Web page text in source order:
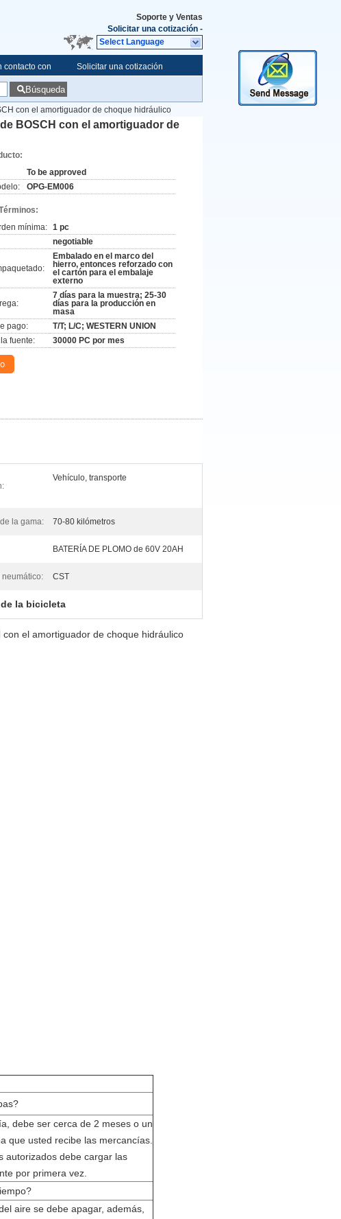
Soporte y Ventas
Solicitar una cotización -
Select Language
contacto con Solicitar una cotización
Búsqueda
con el amortiguador de choque hidráulico
BOSCH con el amortiguador de
To be approved
OPG-EM006
mínima: 1 pc
negotiable
Embalado en el marco del
hierro, entonces reforzado con
el cartón para el embalaje
externo
7 días para la muestra; 25-30
días para la producción en
masa
pago:
T/T; L/C; WESTERN UNION
fuente:
30000 PC por mes
Vehículo, transporte
la gama: 70-80 kilómetros
BATERÍA DE PLOMO de 60V 20AH
neumático: CST
la bicicleta
el amortiguador de choque hidráulico
debe ser cerca de 2 meses o un
que usted recibe las mercancías.
autorizados debe cargar las
por primera vez.
aire se debe apagar, además,